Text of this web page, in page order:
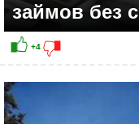
займов без